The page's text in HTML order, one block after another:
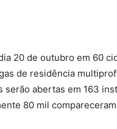
20 de outubro em 60
de residência
serão abertas em 163
80 mil